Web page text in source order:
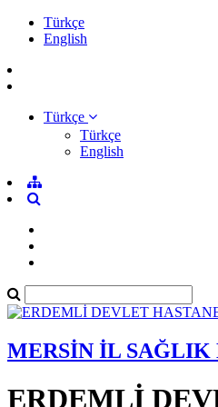
Türkçe
English
Türkçe
Türkçe
English
MERSİN İL SAĞLIK
ERDEMLİ